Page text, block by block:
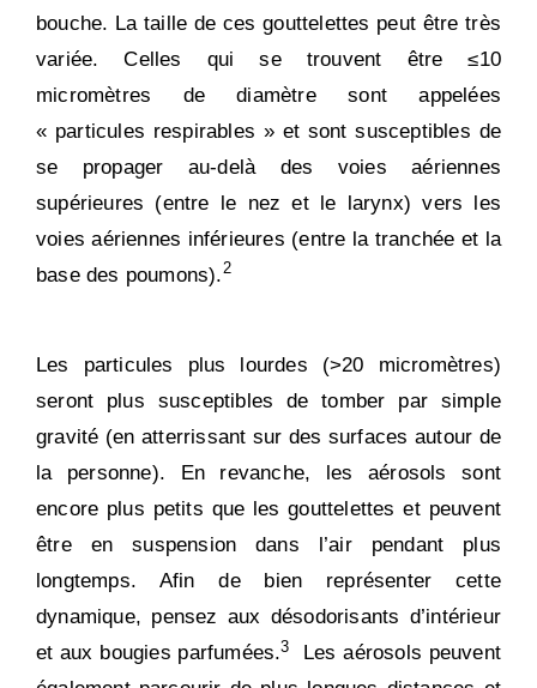
bouche. La taille de ces gouttelettes peut être très
variée. Celles qui se trouvent être ≤10
micromètres de diamètre sont appelées
« particules respirables » et sont susceptibles de
se propager au-delà des voies aériennes
supérieures (entre le nez et le larynx) vers les
voies aériennes inférieures (entre la tranchée et la
base des poumons).2
Les particules plus lourdes (>20 micromètres)
seront plus susceptibles de tomber par simple
gravité (en atterrissant sur des surfaces autour de
la personne). En revanche, les aérosols sont
encore plus petits que les gouttelettes et peuvent
être en suspension dans l’air pendant plus
longtemps. Afin de bien représenter cette
dynamique, pensez aux désodorisants d’intérieur
et aux bougies parfumées.3
Les aérosols peuvent